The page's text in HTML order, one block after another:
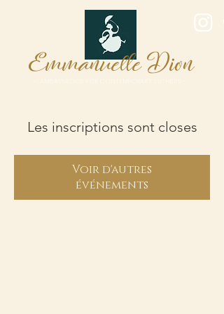
EmmanuelleDion
Les inscriptions sont closes
Voir d'autres
événements